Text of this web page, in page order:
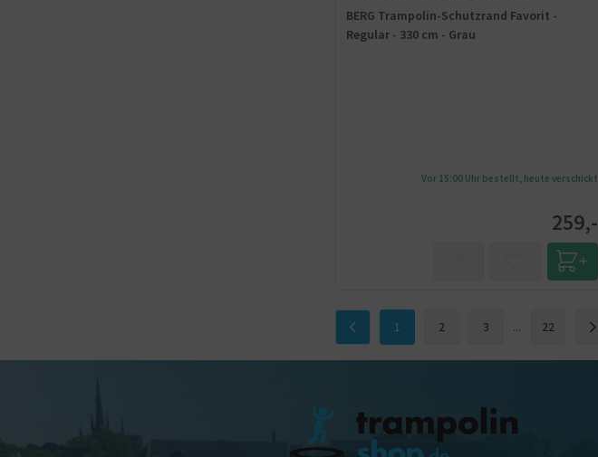
BERG Trampolin-Schutzrand Favorit -
Regular - 330 cm - Grau
Vor 15:00 Uhr bestellt, heute verschickt
259,-
1 2 3 ... 22